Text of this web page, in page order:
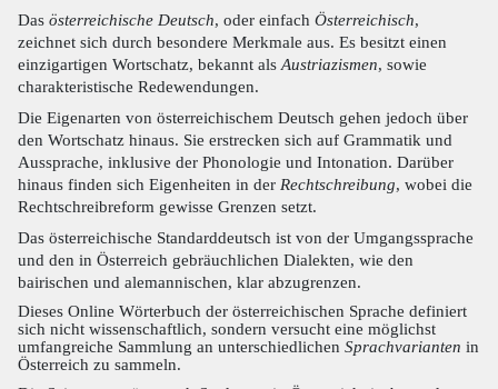
Das österreichische Deutsch, oder einfach Österreichisch,
zeichnet sich durch besondere Merkmale aus. Es besitzt einen
einzigartigen Wortschatz, bekannt als Austriazismen, sowie
charakteristische Redewendungen.
Die Eigenarten von österreichischem Deutsch gehen jedoch über
den Wortschatz hinaus. Sie erstrecken sich auf Grammatik und
Aussprache, inklusive der Phonologie und Intonation. Darüber
hinaus finden sich Eigenheiten in der Rechtschreibung, wobei die
Rechtschreibreform gewisse Grenzen setzt.
Das österreichische Standarddeutsch ist von der Umgangssprache
und den in Österreich gebräuchlichen Dialekten, wie den
bairischen und alemannischen, klar abzugrenzen.
Dieses Online Wörterbuch der österreichischen Sprache definiert
sich nicht wissenschaftlich, sondern versucht eine möglichst
umfangreiche Sammlung an unterschiedlichen Sprachvarianten in
Österreich zu sammeln.